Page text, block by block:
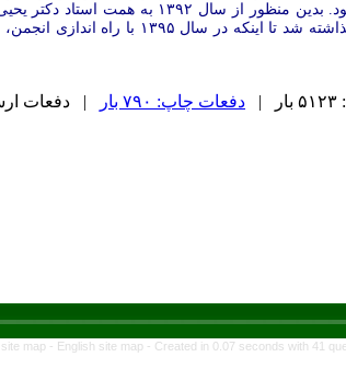
بدین منظور از سال ۱۳۹۲ به
همکاران این رشته اساس انجمن علمی
دفعات چاپ: ۷۹۰ بار | دفعات ارسال
map - English site map - Created in 0.07 seconds with 41